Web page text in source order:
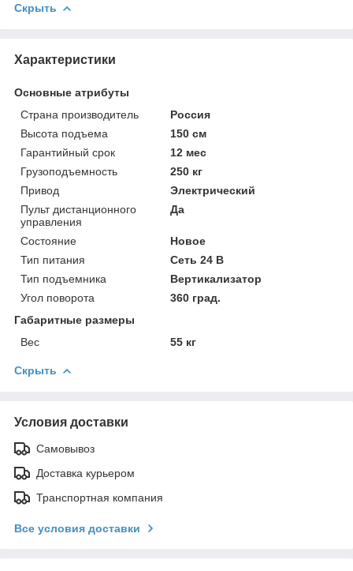
Скрыть
Характеристики
Основные атрибуты
Страна производитель
Россия
Высота подъема
150 см
Гарантийный срок
12 мес
Грузоподъемность
250 кг
Привод
Электрический
Пульт дистанционного
управления
Да
Состояние
Новое
Тип питания
Сеть 24 В
Тип подъемника
Вертикализатор
Угол поворота
360 град.
Габаритные размеры
Вес
55 кг
Скрыть
Условия доставки
Самовывоз
Доставка курьером
Транспортная компания
Все условия доставки